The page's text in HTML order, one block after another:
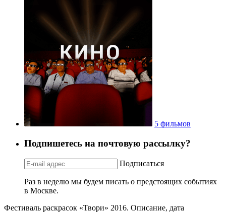
5 фильмов
Подпишетесь на почтовую рассылку?
Подписаться
Раз в неделю мы будем писать о предстоящих событиях
в Москве.
Фестиваль раскрасок «Твори» 2016. Описание, дата